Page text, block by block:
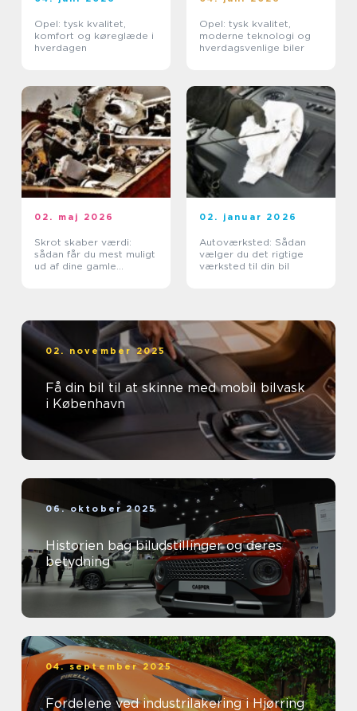
Opel: tysk kvalitet,
komfort og køreglæde i
hverdagen
Opel: tysk kvalitet,
moderne teknologi og
hverdagsvenlige biler
02. maj 2026
Skrot skaber værdi:
sådan får du mest muligt
ud af dine gamle
02. januar 2026
Autoværksted: Sådan
vælger du det rigtige
værksted til din bil
02. november 2025
Få din bil til at skinne med mobil bilvask
i København
06. oktober 2025
Historien bag biludstillinger og deres
betydning
04. september 2025
Fordelene ved industrilakering i Hjørring